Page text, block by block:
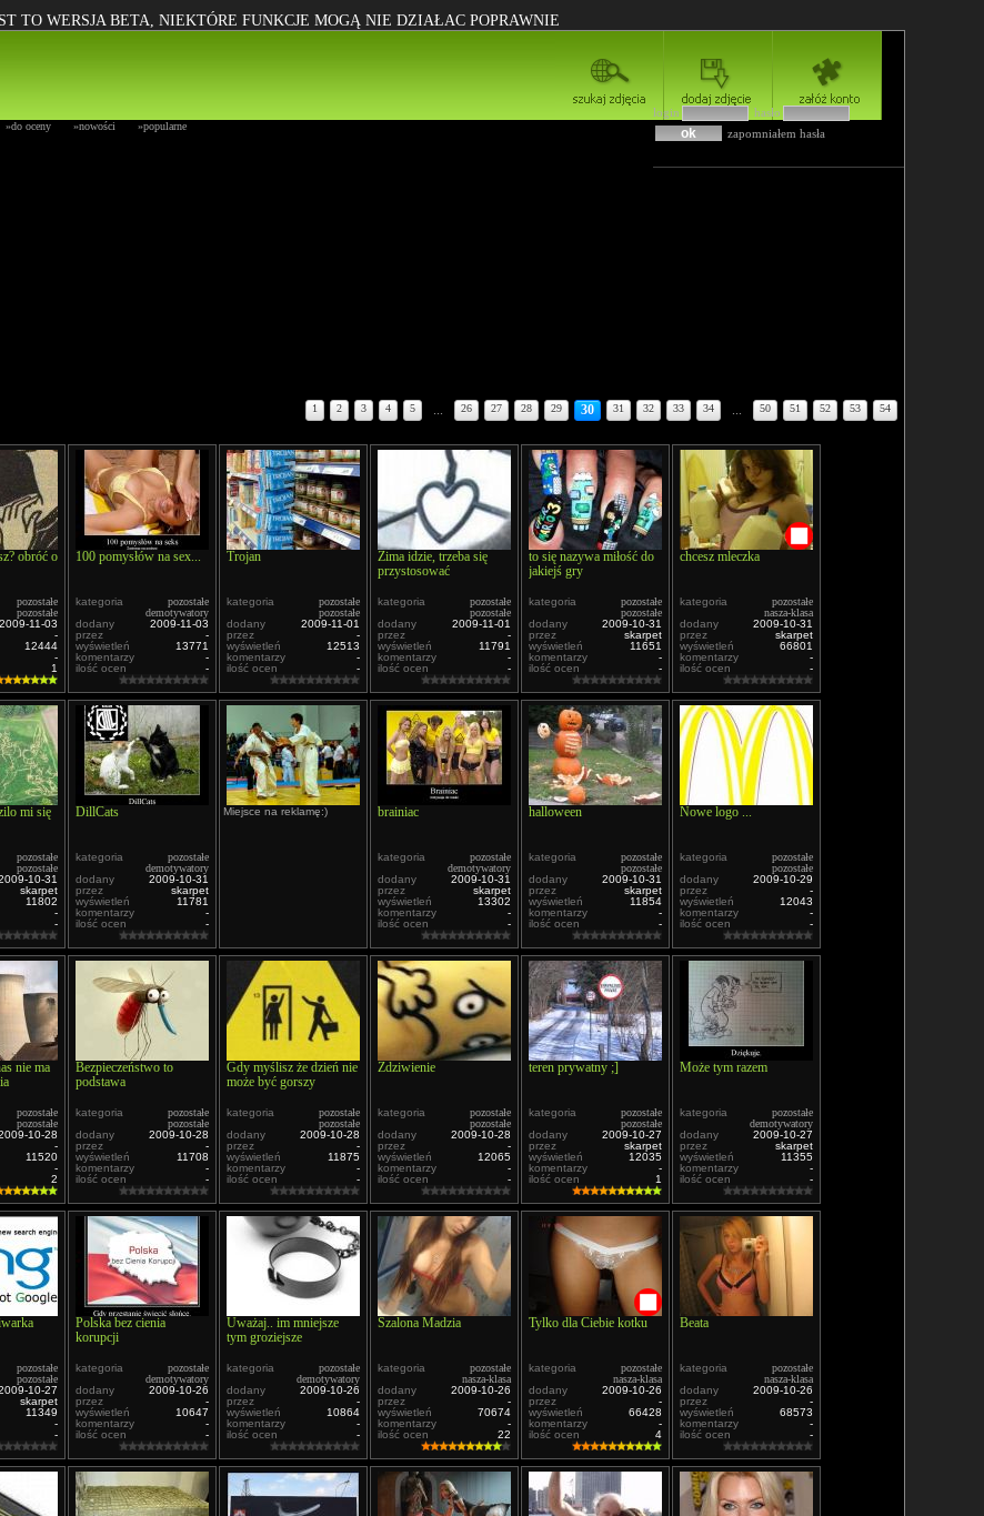
TO WERSJA BETA, NIEKTÓRE FUNKCJE MOGĄ NIE DZIAŁAC POPRAWNIE
»do oceny »nowości »popularne
login
hasło
zapomniałem hasła
1 2 3 4 5 ... 26 27 28 29 30 31 32 33 34 ... 50 51 52 53 54
obróć o
pozostałe
pozostałe
2009-11-03
-
12444
-
1
100 pomysłów na sex...
kategoria
pozostałe
demotywatory
dodany
2009-11-03
przez
-
wyświetleń
13771
komentarzy
-
ilość ocen
-
Trojan
kategoria
pozostałe
pozostałe
dodany
2009-11-01
przez
-
wyświetleń
12513
komentarzy
-
ilość ocen
-
Zima idzie, trzeba się
przystosować
kategoria
pozostałe
pozostałe
dodany
2009-11-01
przez
-
wyświetleń
11791
komentarzy
-
ilość ocen
-
to się nazywa miłość do
jakiejś gry
kategoria
pozostałe
pozostałe
dodany
2009-10-31
przez
skarpet
wyświetleń
11651
komentarzy
-
ilość ocen
-
chcesz mleczka
kategoria
pozostałe
nasza-klasa
dodany
2009-10-31
przez
skarpet
wyświetleń
66801
komentarzy
-
ilość ocen
-
mi się
pozostałe
pozostałe
10-31
skarpet
11802
-
-
DillCats
kategoria
pozostałe
demotywatory
dodany
2009-10-31
przez
skarpet
wyświetleń
11781
komentarzy
-
ilość ocen
-
Miejsce na reklamę:) brainiac
kategoria
pozostałe
demotywatory
dodany
2009-10-31
przez
skarpet
wyświetleń
13302
komentarzy
-
ilość ocen
-
halloween
kategoria
pozostałe
pozostałe
dodany
2009-10-31
przez
skarpet
wyświetleń
11854
komentarzy
-
ilość ocen
-
Nowe logo ...
kategoria
pozostałe
pozostałe
dodany
2009-10-29
przez
-
wyświetleń
12043
komentarzy
-
ilość ocen
-
nie ma
pozostałe
pozostałe
10-28
-
11520
-
2
Bezpieczeństwo to
podstawa
kategoria
pozostałe
pozostałe
dodany
2009-10-28
przez
-
wyświetleń
11708
komentarzy
-
ilość ocen
-
Gdy myślisz że dzień nie
może być gorszy
kategoria
pozostałe
pozostałe
dodany
2009-10-28
przez
-
wyświetleń
11875
komentarzy
-
ilość ocen
-
Zdziwienie
kategoria
pozostałe
pozostałe
dodany
2009-10-28
przez
-
wyświetleń
12065
komentarzy
-
ilość ocen
-
teren prywatny ;]
kategoria
pozostałe
pozostałe
dodany
2009-10-27
przez
skarpet
wyświetleń
12035
komentarzy
-
ilość ocen
1
Może tym razem
kategoria
pozostałe
demotywatory
dodany
2009-10-27
przez
skarpet
wyświetleń
11355
komentarzy
-
ilość ocen
-
pozostałe
pozostałe
10-27
skarpet
11349
-
-
Polska bez cienia
korupcji
kategoria
pozostałe
demotywatory
dodany
2009-10-26
przez
-
wyświetleń
10647
komentarzy
-
ilość ocen
-
Uważaj.. im mniejsze
tym groziejsze
kategoria
pozostałe
demotywatory
dodany
2009-10-26
przez
-
wyświetleń
10864
komentarzy
-
ilość ocen
-
Szalona Madzia
kategoria
pozostałe
nasza-klasa
dodany
2009-10-26
przez
-
wyświetleń
70674
komentarzy
-
ilość ocen
22
Tylko dla Ciebie kotku
kategoria
pozostałe
nasza-klasa
dodany
2009-10-26
przez
-
wyświetleń
66428
komentarzy
-
ilość ocen
4
Beata
kategoria
pozostałe
nasza-klasa
dodany
2009-10-26
przez
-
wyświetleń
68573
komentarzy
-
ilość ocen
-